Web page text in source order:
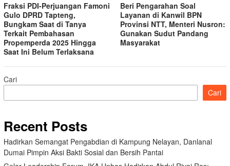
Fraksi PDI-Perjuangan Famoni
Gulo DPRD Tapteng,
Bungkam Saat di Tanya
Terkait Pembahasan
Propemperda 2025 Hingga
Saat Ini Belum Terlaksana
Beri Pengarahan Soal
Layanan di Kanwil BPN
Provinsi NTT, Menteri Nusron:
Gunakan Sudut Pandang
Masyarakat
Cari
Cari
Recent Posts
Hadirkan Semangat Pengabdian di Kampung Nelayan, Danlanal
Dumai Pimpin Aksi Bakti Sosial dan Bersih Pantai